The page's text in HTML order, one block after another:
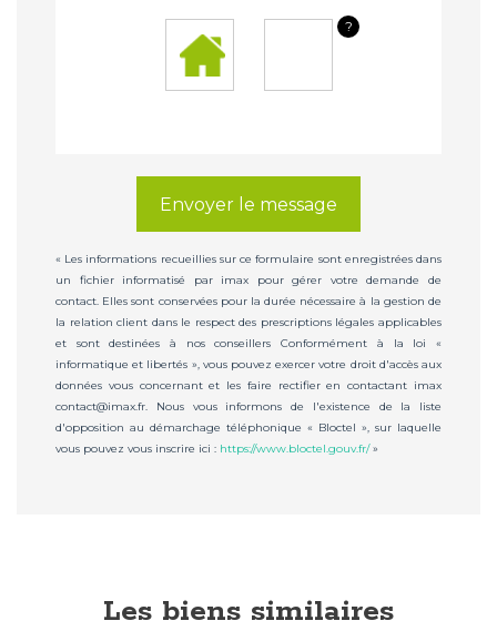
?
Envoyer le message
« Les informations recueillies sur ce formulaire sont enregistrées dans
un fichier informatisé par imax pour gérer votre demande de
contact. Elles sont conservées pour la durée nécessaire à la gestion de
la relation client dans le respect des prescriptions légales applicables
et sont destinées à nos conseillers Conformément à la loi «
informatique et libertés », vous pouvez exercer votre droit d'accès aux
données vous concernant et les faire rectifier en contactant imax
contact@imax.fr. Nous vous informons de l'existence de la liste
d'opposition au démarchage téléphonique « Bloctel », sur laquelle
vous pouvez vous inscrire ici : https://www.bloctel.gouv.fr/»
Les biens similaires